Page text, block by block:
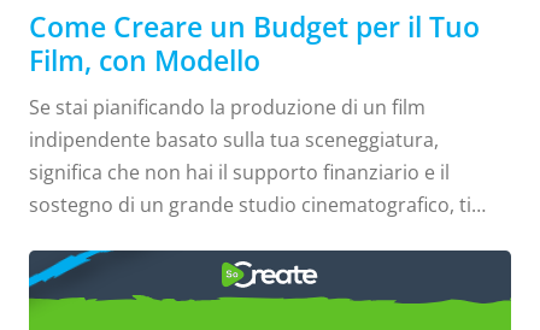
Come Creare un Budget per il Tuo
Film, con Modello
Se stai pianificando la produzione di un film
indipendente basato sulla tua sceneggiatura,
significa che non hai il supporto finanziario e il
sostegno di un grande studio cinematografico, ti
calcoleremo di seguito. Ma anche le produzioni
indipendenti richiedono probabilmente più soldi di
COME FARE